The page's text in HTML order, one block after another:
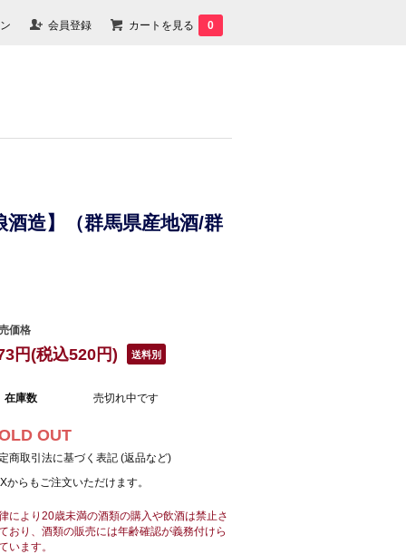
会員登録 カートを見る 0
酒造】（群馬県産地酒/群
価格
円(税込520円) 送料別
在庫数 売切れ中です
OUT
商取引法に基づく表記 (返品など)
からもご注文いただけます。
により20歳未満の酒類の購入や飲酒は禁止さ
おり、酒類の販売には年齢確認が義務付けら
います。